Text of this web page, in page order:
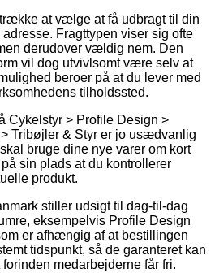
at vælge at få udbragt til din
Fragttypen viser sig ofte
derudover vældig nem. Den
vil dog utvivlsomt være selv at
beroer på at du lever med
tilholdssted.
Cykelstyr > Profile Design >
Tribøjler & Styr er jo usædvanlig
bruge dine nye varer om kort
sin plads at du kontrollerer
produkt.
stiller udsigt til dag-til-dag
eksempelvis Profile Design
er afhængig af at bestillingen
tidspunkt, så de garanteret kan
medarbejderne får fri.